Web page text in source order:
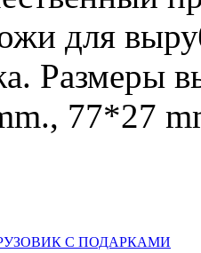
для
Размеры
77*27